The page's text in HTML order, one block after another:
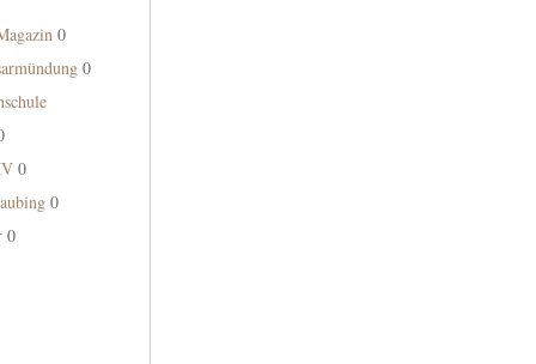
0
0
0
0
0